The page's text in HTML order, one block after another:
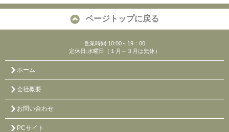
ページトップに戻る
営業時間:10:00～19：00
定休日:水曜日（１月～３月は無休）
ホーム
会社概要
お問い合わせ
PCサイト